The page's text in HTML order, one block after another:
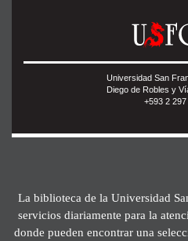
Universidad San
Diego de Robles y
+593 2 297
La biblioteca de la Universidad
servicios diariamente para la
donde pueden encontrar una